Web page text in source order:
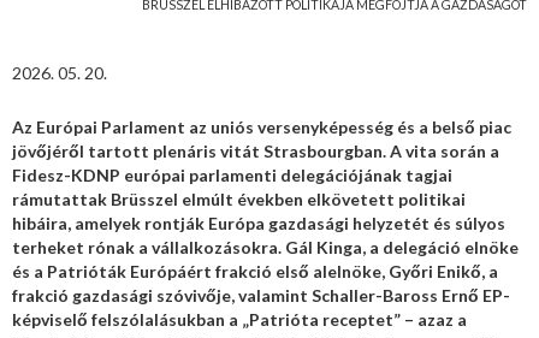
BRÜSSZEL ELHIBÁZOTT POLITIKÁJA MEGFOJTJA A GAZDASÁGOT
2026. 05. 20.
Az Európai Parlament az uniós versenyképesség és a belső piac
jövőjéről tartott plenáris vitát Strasbourgban. A vita során a
Fidesz-KDNP európai parlamenti delegációjának tagjai
rámutattak Brüsszel elmúlt években elkövetett politikai
hibáira, amelyek rontják Európa gazdasági helyzetét és súlyos
terheket rónak a vállalkozásokra. Gál Kinga, a delegáció elnöke
és a Patrióták Európáért frakció első alelnöke, Győri Enikő, a
frakció gazdasági szóvivője, valamint Schaller-Baross Ernő EP-
képviselő felszólalásukban a „Patrióta receptet” – azaz a